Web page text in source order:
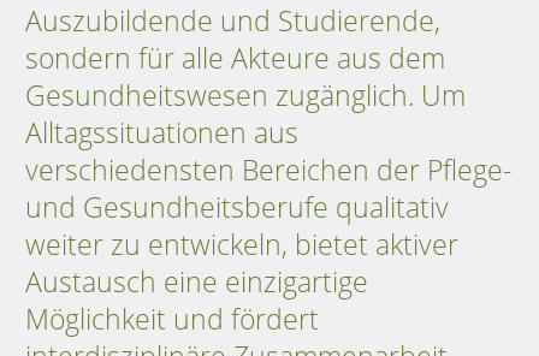
Auszubildende und Studierende,
sondern für alle Akteure aus dem
Gesundheitswesen zugänglich. Um
Alltagssituationen aus
verschiedensten Bereichen der Pflege-
und Gesundheitsberufe qualitativ
weiter zu entwickeln, bietet aktiver
Austausch eine einzigartige
Möglichkeit und fördert